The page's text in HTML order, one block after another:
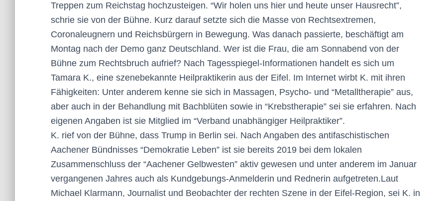
Treppen zum Reichstag hochzusteigen. “Wir holen uns hier und heute unser Hausrecht”,
schrie sie von der Bühne. Kurz darauf setzte sich die Masse von Rechtsextremen,
Coronaleugnern und Reichsbürgern in Bewegung. Was danach passierte, beschäftigt am
Montag nach der Demo ganz Deutschland. Wer ist die Frau, die am Sonnabend von der
Bühne zum Rechtsbruch aufrief? Nach Tagesspiegel-Informationen handelt es sich um
Tamara K., eine szenebekannte Heilpraktikerin aus der Eifel. Im Internet wirbt K. mit ihren
Fähigkeiten: Unter anderem kenne sie sich in Massagen, Psycho- und “Metalltherapie” aus,
aber auch in der Behandlung mit Bachblüten sowie in “Krebstherapie” sei sie erfahren. Nach
eigenen Angaben ist sie Mitglied im “Verband unabhängiger Heilpraktiker”.
K. rief von der Bühne, dass Trump in Berlin sei. Nach Angaben des antifaschistischen
Aachener Bündnisses “Demokratie Leben” ist sie bereits 2019 bei dem lokalen
Zusammenschluss der “Aachener Gelbwesten” aktiv gewesen und unter anderem im Januar
vergangenen Jahres auch als Kundgebungs-Anmelderin und Rednerin aufgetreten.Laut
Michael Klarmann, Journalist und Beobachter der rechten Szene in der Eifel-Region, sei K. in